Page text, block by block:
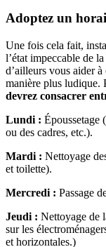
Adoptez un
Une fois cela fait,
l’état impeccable de
d’ailleurs vous aider
manière plus ludique.
devrez consacrer
Lundi : Époussetage
ou des cadres, etc.).
Mardi : Nettoyage
et toilette).
Mercredi : Passage
Jeudi : Nettoyage de
sur les
et horizontales.)